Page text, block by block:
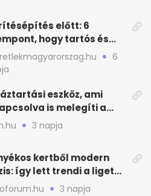
előtt: 6
hogy tartós és
legyen
6
eszköz, ami
is melegíti a
3 napja
kertből modern
így lett trendi a ligetes
3 napja